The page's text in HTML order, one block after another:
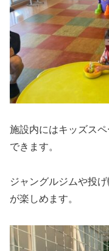
施設内にはキッズス
できます。
ジャングルジムや投
が楽しめます。